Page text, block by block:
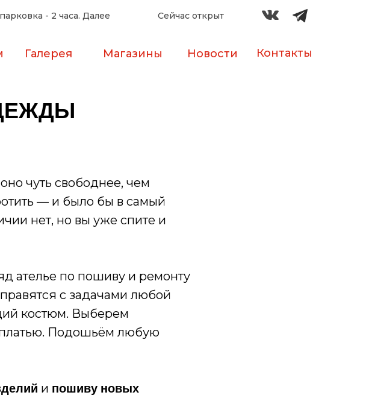
- 2 часа. Далее
Сейчас открыт
Магазины Новости Контакты
Распродажа
Галерея
чуть свободнее, чем
— и было бы в самый
нет, но вы уже спите и
ателье по пошиву и ремонту
с задачами любой
костюм. Выберем
Подошьём любую
и пошиву новых